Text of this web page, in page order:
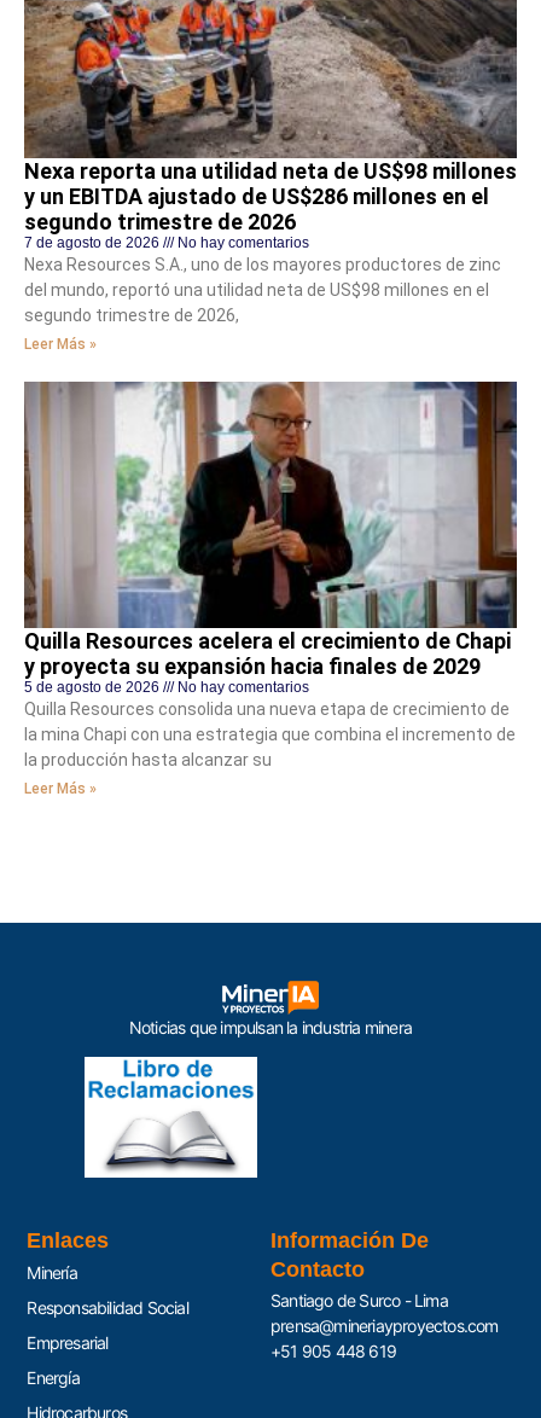
Nexa reporta una utilidad neta de US$98 millones
y un EBITDA ajustado de US$286 millones en el
segundo trimestre de 2026
7 de agosto de 2026 No hay comentarios
Nexa Resources S.A., uno de los mayores productores de zinc
del mundo, reportó una utilidad neta de US$98 millones en el
segundo trimestre de 2026,
Leer Más »
Quilla Resources acelera el crecimiento de Chapi
y proyecta su expansión hacia finales de 2029
5 de agosto de 2026 No hay comentarios
Quilla Resources consolida una nueva etapa de crecimiento de
la mina Chapi con una estrategia que combina el incremento de
la producción hasta alcanzar su
Leer Más »
Noticias que impulsan la industria minera
Enlaces
Minería
Responsabilidad Social
Empresarial
Energía
Hidrocarburos
Información De
Contacto
Santiago de Surco - Lima
prensa@mineriayproyectos.com
+51 905 448 619